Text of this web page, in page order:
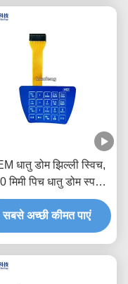
धातु डोम झिल्ली स्विच,
मिमी पिच धातु डोम स्पर्श
स्विच
सबसे अच्छी कीमत पाएं